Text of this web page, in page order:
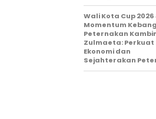
Wali Kota Cup
Momentum
Peternakan
Zulmaeta: Perkuat
Ekonomi dan
Sejahterakan